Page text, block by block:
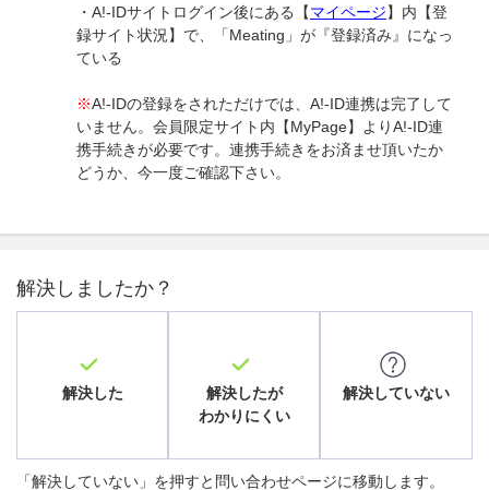
・A!-IDサイトログイン後にある【マイページ】内【登
録サイト状況】で、「Meating」が『登録済み』になっ
ている
※A!-IDの登録をされただけでは、A!-ID連携は完了して
いません。会員限定サイト内【MyPage】よりA!-ID連
携手続きが必要です。連携手続きをお済ませ頂いたか
どうか、今一度ご確認下さい。
解決しましたか？
解決した
解決したが
わかりにくい
解決していない
「解決していない」を押すと問い合わせページに移動します。